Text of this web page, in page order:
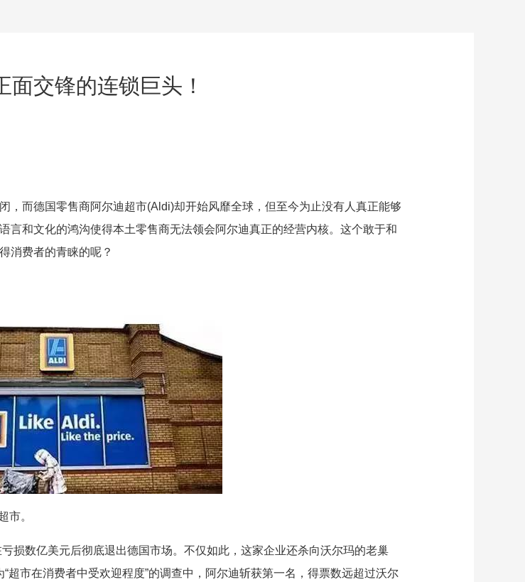
交锋的连锁巨头！
，而德国零售商阿尔迪超市(Aldi)却开始风靡全球，但至今为止没有人真正能够
言和文化的鸿沟使得本土零售商无法领会阿尔迪真正的经营内核。这个敢于和
消费者的青睐的呢？
市。
损数亿美元后彻底退出德国市场。不仅如此，这家企业还杀向沃尔玛的老巢
市在消费者中受欢迎程度”的调查中，阿尔迪斩获第一名，得票数远超过沃尔